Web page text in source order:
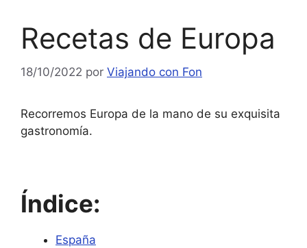
Recetas de Europa
18/10/2022 por Viajando con Fon
Recorremos Europa de la mano de su exquisita
gastronomía.
Índice:
España